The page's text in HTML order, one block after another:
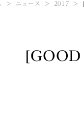
ニュース 2017